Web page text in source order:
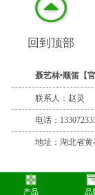
回到顶部
聂艺林•顺笛【官
联系人：赵灵
电话：
地址：湖北省黄
产品 品